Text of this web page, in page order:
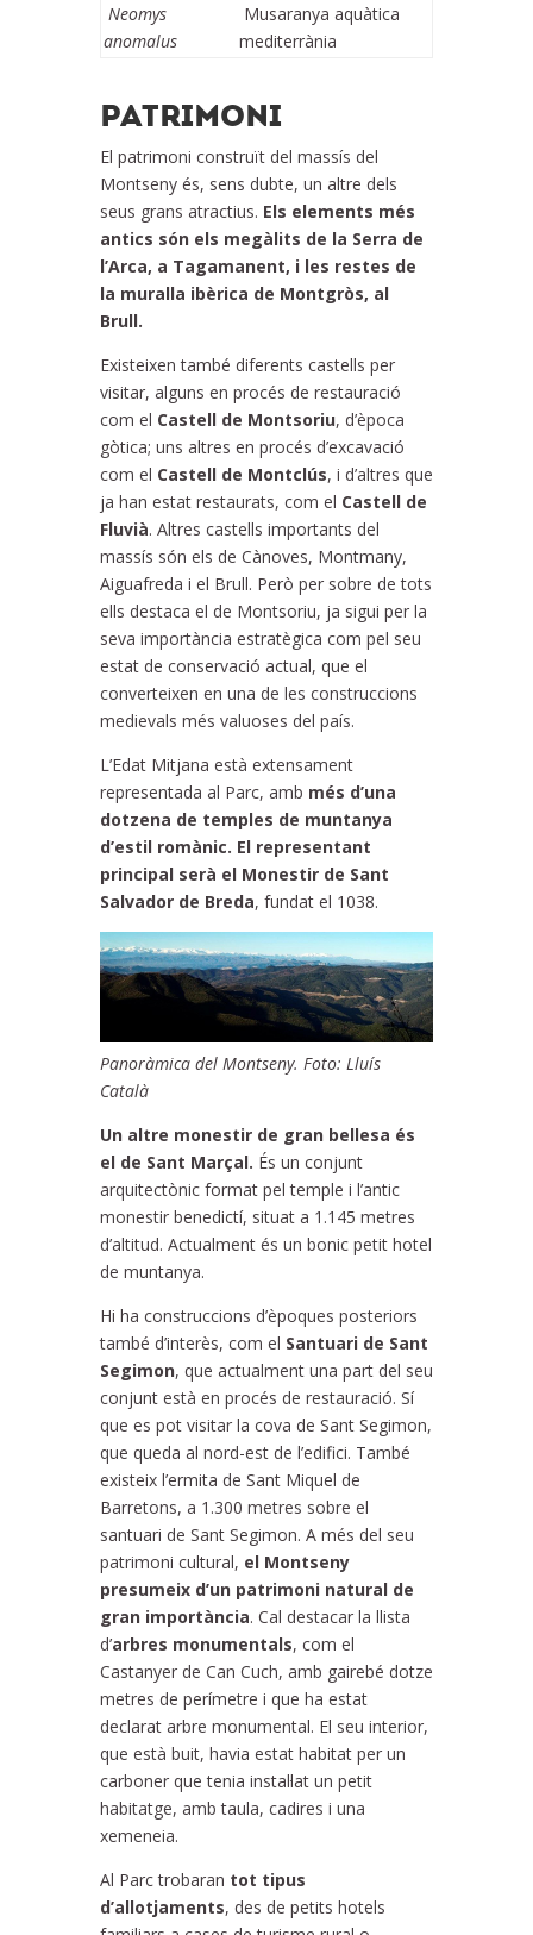
Neomys
anomalus
Musaranya aquàtica
mediterrània
PATRIMONI
El patrimoni construït del massís del
Montseny és, sens dubte, un altre dels
seus grans atractius. Els elements més
antics són els megàlits de la Serra de
l’Arca, a Tagamanent, i les restes de
la muralla ibèrica de Montgròs, al
Brull.
Existeixen també diferents castells per
visitar, alguns en procés de restauració
com el Castell de Montsoriu, d’època
gòtica; uns altres en procés d’excavació
com el Castell de Montclús, i d’altres que
ja han estat restaurats, com el Castell de
Fluvià. Altres castells importants del
massís són els de Cànoves, Montmany,
Aiguafreda i el Brull. Però per sobre de tots
ells destaca el de Montsoriu, ja sigui per la
seva importància estratègica com pel seu
estat de conservació actual, que el
converteixen en una de les construccions
medievals més valuoses del país.
L’Edat Mitjana està extensament
representada al Parc, amb més d’una
dotzena de temples de muntanya
d’estil romànic. El representant
principal serà el Monestir de Sant
Salvador de Breda, fundat el 1038.
Panoràmica del Montseny. Foto: Lluís
Català
Un altre monestir de gran bellesa és
el de Sant Marçal. És un conjunt
arquitectònic format pel temple i l’antic
monestir benedictí, situat a 1.145 metres
d’altitud. Actualment és un bonic petit hotel
de muntanya.
Hi ha construccions d’èpoques posteriors
també d’interès, com el Santuari de Sant
Segimon, que actualment una part del seu
conjunt està en procés de restauració. Sí
que es pot visitar la cova de Sant Segimon,
que queda al nord-est de l’edifici. També
existeix l’ermita de Sant Miquel de
Barretons, a 1.300 metres sobre el
santuari de Sant Segimon. A més del seu
patrimoni cultural, el Montseny
presumeix d’un patrimoni natural de
gran importància. Cal destacar la llista
d’arbres monumentals, com el
Castanyer de Can Cuch, amb gairebé dotze
metres de perímetre i que ha estat
declarat arbre monumental. El seu interior,
que està buit, havia estat habitat per un
carboner que tenia instal·lat un petit
habitatge, amb taula, cadires i una
xemeneia.
Al Parc trobaran tot tipus
d’allotjaments, des de petits hotels